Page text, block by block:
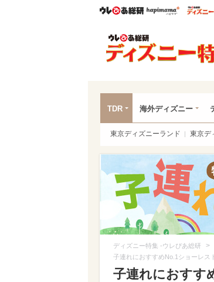
ウレぴあ総研ハピマ
TDR 海外ディズニー
東京ディズニーランド 東京デ
ディズニー特集 -ウレぴあ総研 >
子連れにおすすめNo.1ショーレス
子連れにおすす